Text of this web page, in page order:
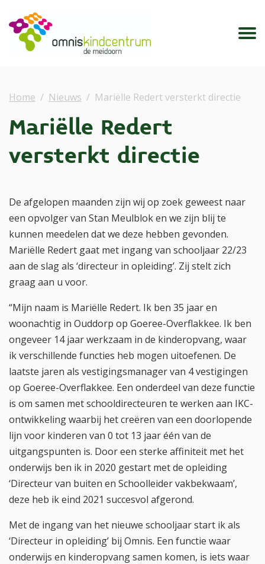
Home Nieuws Mariëlle Redert versterkt directie
Mariëlle Redert
versterkt directie
De afgelopen maanden zijn wij op zoek geweest naar
een opvolger van Stan Meulblok en we zijn blij te
kunnen meedelen dat we deze hebben gevonden.
Mariëlle Redert gaat met ingang van schooljaar 22/23
aan de slag als ‘directeur in opleiding’. Zij stelt zich
graag aan u voor.
“Mijn naam is Mariëlle Redert. Ik ben 35 jaar en
woonachtig in Ouddorp op Goeree-Overflakkee. Ik ben
ongeveer 14 jaar werkzaam in de kinderopvang, waar
ik verschillende functies heb mogen uitoefenen. De
laatste jaren als vestigingsmanager van 4 vestigingen
op Goeree-Overflakkee. Een onderdeel van deze functie
is om samen met schooldirecteuren te werken aan IKC-
ontwikkeling waarbij het creëren van een doorlopende
lijn voor kinderen van 0 tot 13 jaar één van de
uitgangspunten is. Door een sterke affiniteit met het
onderwijs ben ik in 2020 gestart met de opleiding
‘Directeur van buiten en Schoolleider vakbekwaam’,
deze heb ik eind 2021 succesvol afgerond.
Met de ingang van het nieuwe schooljaar start ik als
‘Directeur in opleiding’ bij Omnis. Een functie waar
onderwijs en kinderopvang samen komen, is iets waar